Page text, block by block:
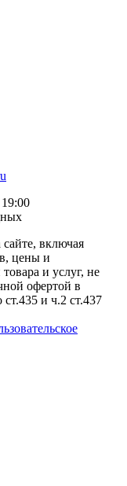
включая
цены и
и услуг, не
офертой в
ст.435 и ч.2 ст.437